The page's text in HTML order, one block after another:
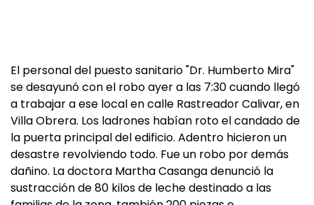
El personal del puesto sanitario "Dr. Humberto Mira"
se desayunó con el robo ayer a las 7:30 cuando llegó
a trabajar a ese local en calle Rastreador Calivar, en
Villa Obrera. Los ladrones habían roto el candado de
la puerta principal del edificio. Adentro hicieron un
desastre revolviendo todo. Fue un robo por demás
dañino. La doctora Martha Casanga denunció la
sustracción de 80 kilos de leche destinado a las